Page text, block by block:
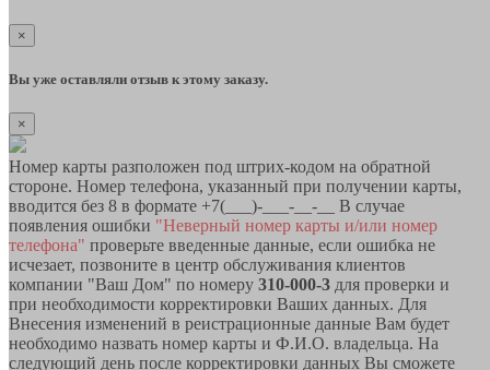
×
Вы уже оставляли отзыв к этому заказу.
×
Номер карты разположен под штрих-кодом на обратной
стороне. Номер телефона, указанный при получении карты,
вводится без 8 в формате +7(___)-___-__-__ В случае
появления ошибки "Неверный номер карты и/или номер
телефона" проверьте введенные данные, если ошибка не
исчезает, позвоните в центр обслуживания клиентов
компании "Ваш Дом" по номеру 310-000-3 для проверки и
при необходимости корректировки Ваших данных. Для
Внесения изменений в реистрационные данные Вам будет
необходимо назвать номер карты и Ф.И.О. владельца. На
следующий день после корректировки данных Вы сможете